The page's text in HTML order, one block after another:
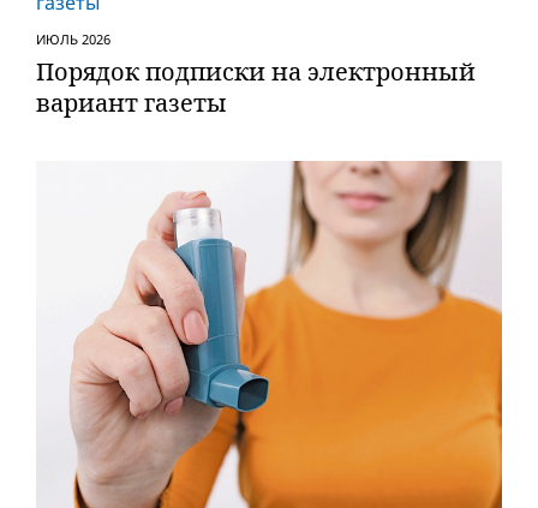
ИЮЛЬ 2026
Порядок подписки на электронный
вариант газеты